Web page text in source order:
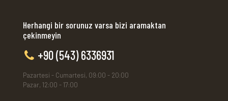
Herhangi bir sorunuz varsa bizi aramaktan
çekinmeyin
+90 (543) 6336931
Pazartesi - Cumartesi, 09:00 - 20:00
Pazar, 12:00 - 17:00